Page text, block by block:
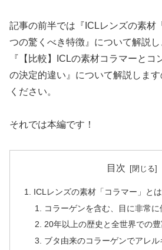
記事の前半では『ICLレンズの素材
つの驚くべき特徴』について解説
『【比較】ICLの素材コラマーとコ
の決定的違い』について解説しま
ください。
それでは本編です！
目次
ICLレンズの素材「コラマー」と
コラーゲンを含む、目に非常
20年以上の歴史と全世界での
ブタ由来のコラーゲンでアレ